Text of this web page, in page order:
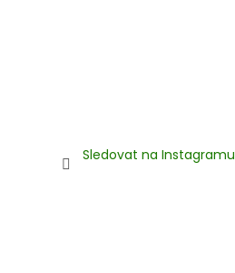
Sledovat na Instagramu